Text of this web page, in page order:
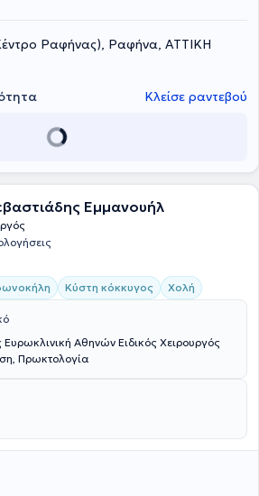
Χειρουργικής, της Γενικής
Ραφήνας), Ραφήνα, ΑΤΤΙΚΗ
Κλείσε ραντεβού
Εμμανουήλ
Κύστη κόκκυγος Χολή
Ευρωκλινική Αθηνών Ειδικός Χειρουργός
Πρωκτολογία